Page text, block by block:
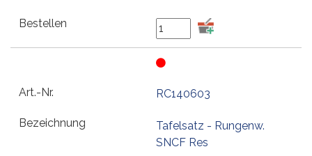
RC140603
Tafelsatz - Rungenw.
SNCF Res